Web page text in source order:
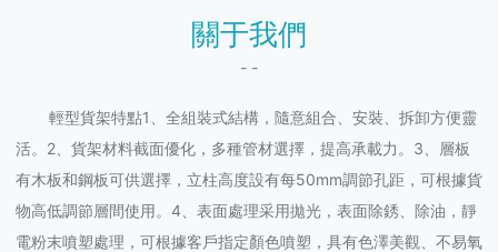
關于我們
- -
輕型貨架特點1、全組裝式結構，隨意組合、安裝、拆卸方便靈
活。2、貨架材料截面優化，多種管材選擇，提高承載力。3、層板
有木板和鋼板可供選擇，立柱高度設有每50mm調節孔距，可根據貨
物高低調節層間使用。4、表面處理采用拋光，表面除銹、除油，靜
電粉末噴塑處理，可根據客戶指定顏色噴塑，具有色澤美觀、不易氧